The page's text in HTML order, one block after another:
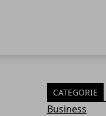
CATEGORIE
Business